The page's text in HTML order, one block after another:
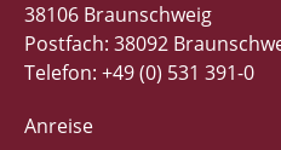
38106 Braunschweig
Postfach: 38092
Telefon: +49 (0) 531 391-0
Anreise